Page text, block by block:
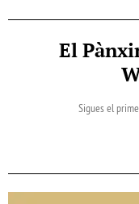
El
Sigues el